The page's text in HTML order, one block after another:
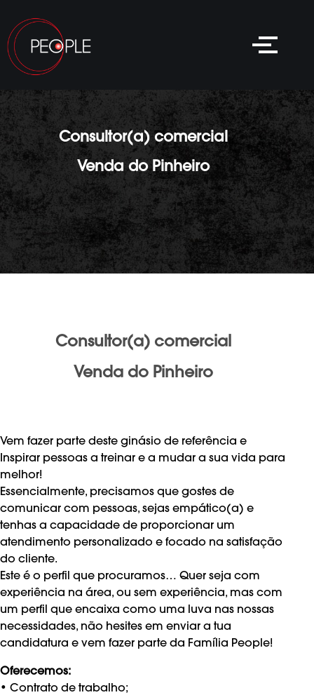
Consultor(a) comercial
Venda do Pinheiro
Consultor(a) comercial
Venda do Pinheiro
Vem fazer parte deste ginásio de referência e
Inspirar pessoas a treinar e a mudar a sua vida para
melhor!
Essencialmente, precisamos que gostes de
comunicar com pessoas, sejas empático(a) e
tenhas a capacidade de proporcionar um
atendimento personalizado e focado na satisfação
do cliente.
Este é o perfil que procuramos… Quer seja com
experiência na área, ou sem experiência, mas com
um perfil que encaixa como uma luva nas nossas
necessidades, não hesites em enviar a tua
candidatura e vem fazer parte da Família People!
Oferecemos:
•⁠ ⁠Contrato de trabalho;